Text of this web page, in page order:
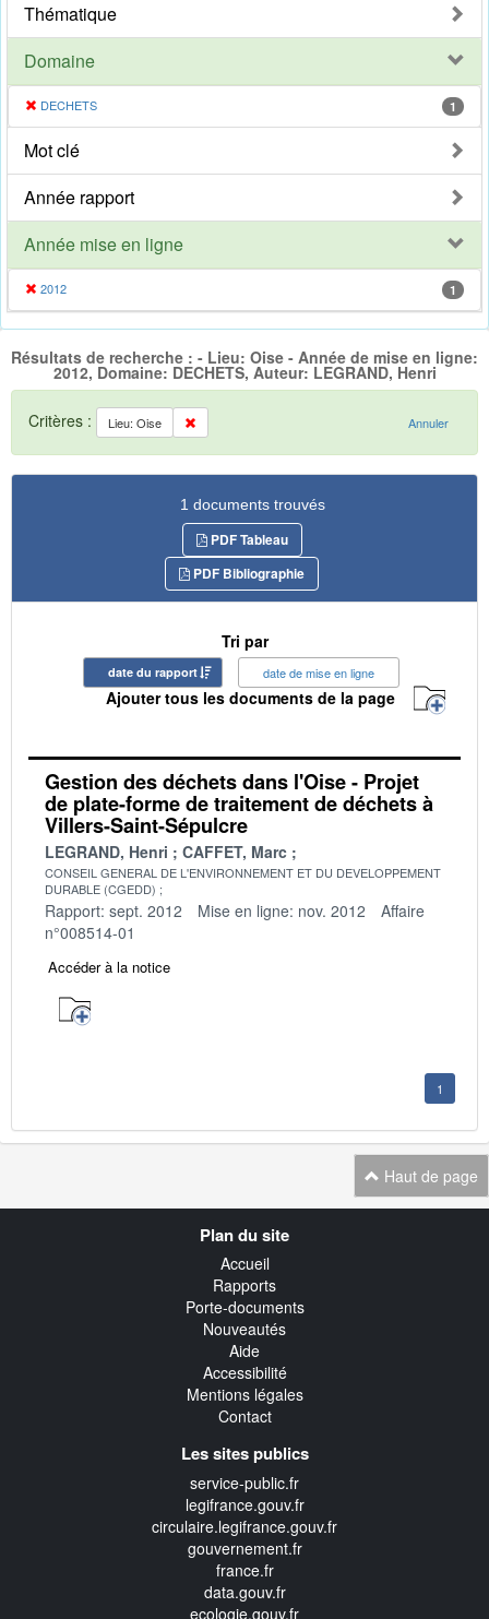
Thématique
Domaine
DECHETS 1
Mot clé
Année rapport
Année mise en ligne
2012 1
Résultats de recherche : - Lieu: Oise - Année de mise en ligne:
2012, Domaine: DECHETS, Auteur: LEGRAND, Henri
Critères : Lieu: Oise Annuler
1 documents trouvés
PDF Tableau
PDF Bibliographie
Tri par
date du rapport date de mise en ligne
Ajouter tous les documents de la page
Gestion des déchets dans l'Oise - Projet
de plate-forme de traitement de déchets à
Villers-Saint-Sépulcre
LEGRAND, Henri CAFFET, Marc
CONSEIL GENERAL DE L'ENVIRONNEMENT ET DU DEVELOPPEMENT
DURABLE (CGEDD)
Rapport: sept. 2012 Mise en ligne: nov. 2012
Affaire
n°008514-01
Accéder à la notice
1
Haut de page
Plan du site
Accueil
Rapports
Porte-documents
Nouveautés
Aide
Accessibilité
Mentions légales
Contact
Les sites publics
service-public.fr
legifrance.gouv.fr
circulaire.legifrance.gouv.fr
gouvernement.fr
france.fr
data.gouv.fr
ecologie.gouv.fr